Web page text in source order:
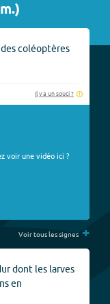
)
coléoptères
Il y a un souci ?
voir une vidéo ici ?
Voir tous les signes +
dont les larves
en